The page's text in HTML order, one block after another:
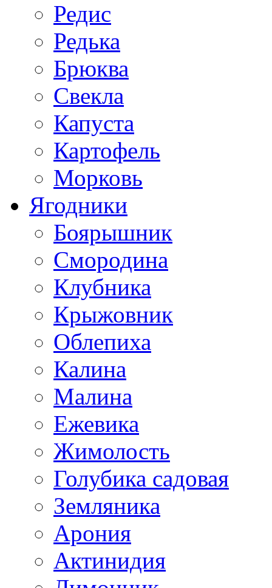
Редис
Редька
Брюква
Свекла
Капуста
Картофель
Морковь
Ягодники
Боярышник
Смородина
Клубника
Крыжовник
Облепиха
Калина
Малина
Ежевика
Жимолость
Голубика садовая
Земляника
Арония
Актинидия